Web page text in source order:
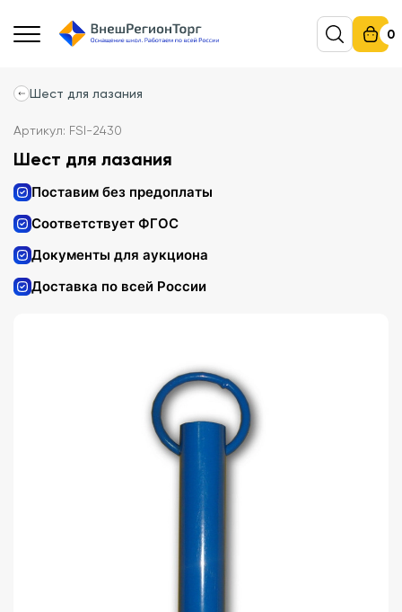
0
Шест для лазания
Артикул: FSI-2430
Шест для лазания
Поставим без предоплаты
Соответствует ФГОС
Документы для аукциона
Доставка по всей России